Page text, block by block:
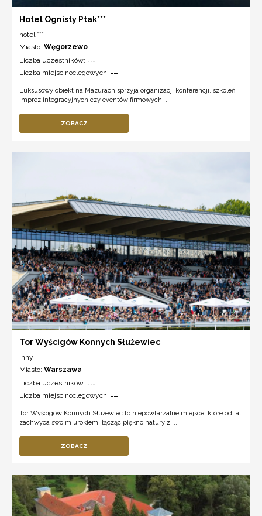
Hotel Ognisty Ptak***
hotel ***
Miasto: Węgorzewo
Liczba uczestników: ---
Liczba miejsc noclegowych: ---
Luksusowy obiekt na Mazurach sprzyja organizacji konferencji, szkoleń,
imprez integracyjnych czy eventów firmowych. ...
ZOBACZ
Tor Wyścigów Konnych Służewiec
inny
Miasto: Warszawa
Liczba uczestników: ---
Liczba miejsc noclegowych: ---
Tor Wyścigów Konnych Służewiec to niepowtarzalne miejsce, które od lat
zachwyca swoim urokiem, łącząc piękno natury z ...
ZOBACZ